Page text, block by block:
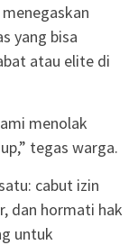
yang bisa
atau elite di
menolak
tegas warga.
cabut izin
dan hormati hak
untuk